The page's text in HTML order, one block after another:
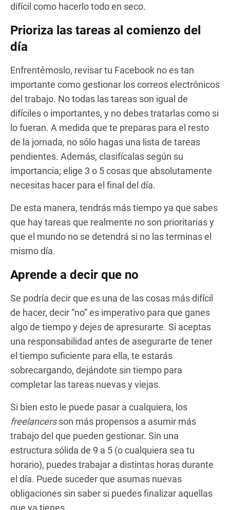
difícil como hacerlo todo en seco.
Prioriza las tareas al comienzo del
día
Enfrentémoslo, revisar tu Facebook no es tan
importante como gestionar los correos electrónicos
del trabajo. No todas las tareas son igual de
difíciles o importantes, y no debes tratarlas como si
lo fueran. A medida que te preparas para el resto
de la jornada, no sólo hagas una lista de tareas
pendientes. Además, clasifícalas según su
importancia; elige 3 o 5 cosas que absolutamente
necesitas hacer para el final del día.
De esta manera, tendrás más tiempo ya que sabes
que hay tareas que realmente no son prioritarias y
que el mundo no se detendrá si no las terminas el
mismo día.
Aprende a decir que no
Se podría decir que es una de las cosas más difícil
de hacer, decir “no” es imperativo para que ganes
algo de tiempo y dejes de apresurarte. Si aceptas
una responsabilidad antes de asegurarte de tener
el tiempo suficiente para ella, te estarás
sobrecargando, dejándote sin tiempo para
completar las tareas nuevas y viejas.
Si bien esto le puede pasar a cualquiera, los
freelancersson más propensos a asumir más
trabajo del que pueden gestionar. Sin una
estructura sólida de 9 a 5 (o cualquiera sea tu
horario), puedes trabajar a distintas horas durante
el día. Puede suceder que asumas nuevas
obligaciones sin saber si puedes finalizar aquellas
que ya tienes.